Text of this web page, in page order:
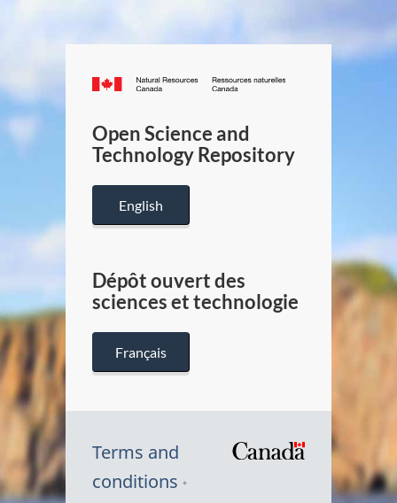
Canada.ca
/
Canada
Open Science and
Technology Repository
English
Dépôt ouvert des
sciences et technologie
Français
Terms and
conditions
Symbole